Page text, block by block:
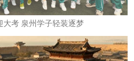
大考 泉州学子轻装逐梦